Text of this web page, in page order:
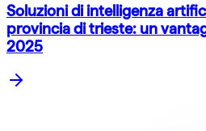
Soluzioni di intelligenza
provincia di trieste: un
2025